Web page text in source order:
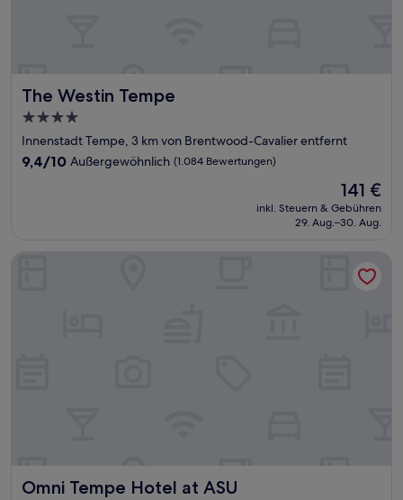
The Westin Tempe
The Westin Tempe
4.0-
Sterne-
Unterkunft
Innenstadt Tempe, 3 km von Brentwood-Cavalier entfernt
9.4
9,4/10 Außergewöhnlich (1.084 Bewertungen)
Der
Preis
beträgt
141 €
inkl. Steuern & Gebühren
29. Aug.–30. Aug.
Omni Tempe Hotel at ASU
Omni Tempe Hotel at ASU
Omni Tempe Hotel at ASU